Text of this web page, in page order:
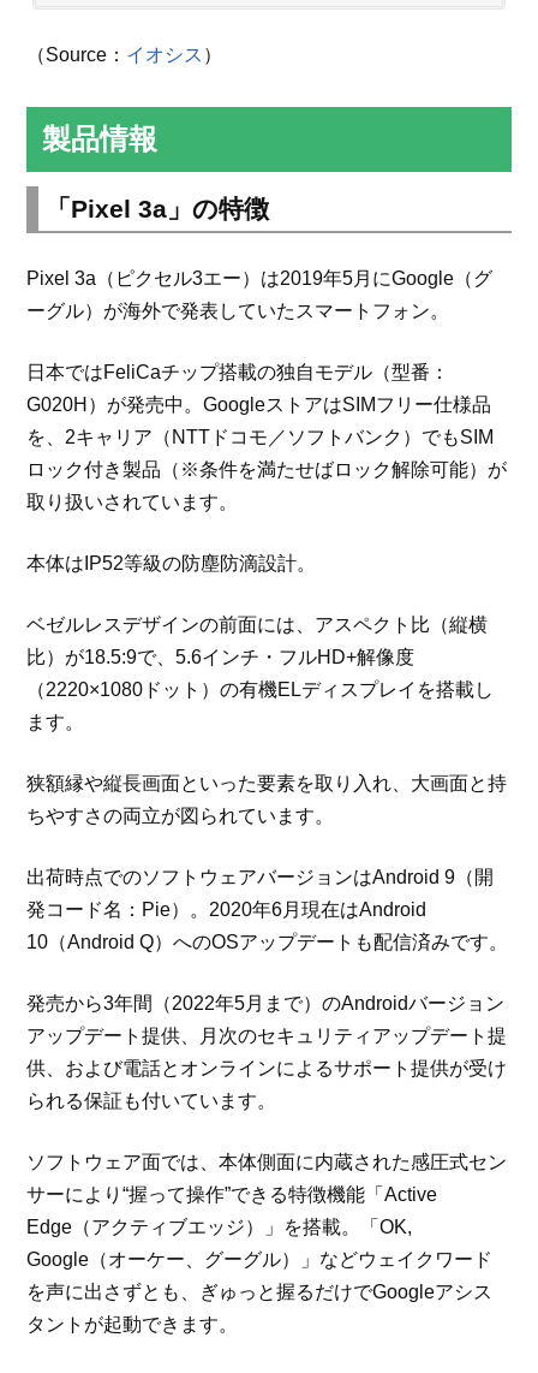
（Source： イオシス ）
製品情報
「Pixel 3a」の特徴
Pixel 3a（ピクセル3エー）は2019年5月にGoogle（グ
ーグル）が海外で発表していたスマートフォン。
日本ではFeliCaチップ搭載の独自モデル（型番：
G020H）が発売中。GoogleストアはSIMフリー仕様品
を、2キャリア（NTTドコモ／ソフトバンク）でもSIM
ロック付き製品（※条件を満たせばロック解除可能）が
取り扱いされています。
本体はIP52等級の防塵防滴設計。
ベゼルレスデザインの前面には、アスペクト比（縦横
比）が18.5:9で、5.6インチ・フルHD+解像度
（2220×1080ドット）の有機ELディスプレイを搭載し
ます。
狭額縁や縦長画面といった要素を取り入れ、大画面と持
ちやすさの両立が図られています。
出荷時点でのソフトウェアバージョンはAndroid 9（開
発コード名：Pie）。2020年6月現在はAndroid
10（Android Q）へのOSアップデートも配信済みです。
発売から3年間（2022年5月まで）のAndroidバージョン
アップデート提供、月次のセキュリティアップデート提
供、および電話とオンラインによるサポート提供が受け
られる保証も付いています。
ソフトウェア面では、本体側面に内蔵された感圧式セン
サーにより“握って操作”できる特徴機能「Active
Edge（アクティブエッジ）」を搭載。「OK,
Google（オーケー、グーグル）」などウェイクワード
を声に出さずとも、ぎゅっと握るだけでGoogleアシス
タントが起動できます。